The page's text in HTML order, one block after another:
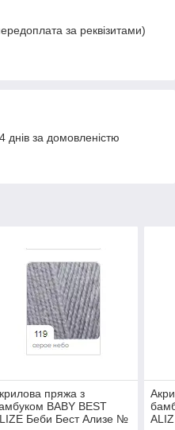
за реквізитами)
за домовленістю
пряжа з
BABY BEST
Беби Бест Ализе №